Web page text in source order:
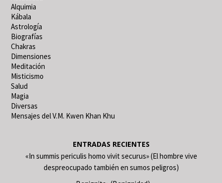
Alquimia
Kábala
Astrología
Biografías
Chakras
Dimensiones
Meditación
Misticismo
Salud
Magia
Diversas
Mensajes del V.M. Kwen Khan Khu
ENTRADAS RECIENTES
«In summis periculis homo vivit securus» (El hombre vive
despreocupado también en sumos peligros)